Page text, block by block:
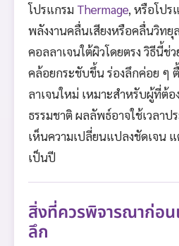
โปรแกรม Thermage, หรือโปร
พลังงานคลื่นเสียงหรือคลื่นวิทยุ
คอลลาเจนใต้ผิวโดยตรง วิธีนี้ช่
คล้อยกระชับขึ้น ร่องลึกค่อย ๆ
ลาเจนใหม่ เหมาะสำหรับผู้ที่ต้
ธรรมชาติ ผลลัพธ์อาจใช้เวลาป
เห็นความเปลี่ยนแปลงชัดเจน
เป็นปี
สิ่งที่ควรพิจารณาก่อน
ลึก